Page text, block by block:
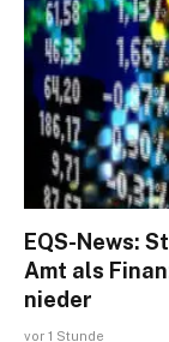
EQS-News:
Amt als
nieder
vor 1 Stunde